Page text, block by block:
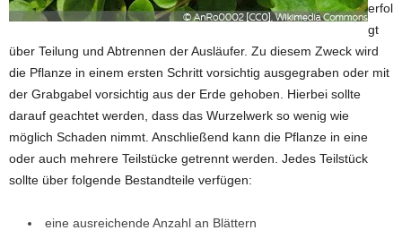
erfol
gt
über Teilung und Abtrennen der Ausläufer. Zu diesem Zweck wird
die Pflanze in einem ersten Schritt vorsichtig ausgegraben oder mit
der Grabgabel vorsichtig aus der Erde gehoben. Hierbei sollte
darauf geachtet werden, dass das Wurzelwerk so wenig wie
möglich Schaden nimmt. Anschließend kann die Pflanze in eine
oder auch mehrere Teilstücke getrennt werden. Jedes Teilstück
sollte über folgende Bestandteile verfügen:
eine ausreichende Anzahl an Blättern